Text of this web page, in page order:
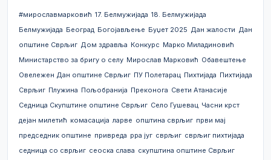
#мирославмарковић 17. Белмужијада 18. Белмужијада
Белмужијада Београд Богојављење Буџет 2025 Дан жалости Дан
општине Сврљиг Дом здравља Конкурс Марко Миладиновић
Министарство за бригу о селу Мирослав Марковић Обавештење
Овележен Дан општине Сврљиг ПУ Полетарац Пихтијада Пихтијада
Сврљиг Плужина Пољобранија Преконога Свети Атанасије
Седница Скупштине општине Сврљиг Село Гушевац Часни крст
дејан милетић комасација ларве општина сврљиг први мај
председник општине привреда рра југ сврљиг сврљиг пихтијада
седница со сврљиг сеоска слава скупштина општине Сврљиг